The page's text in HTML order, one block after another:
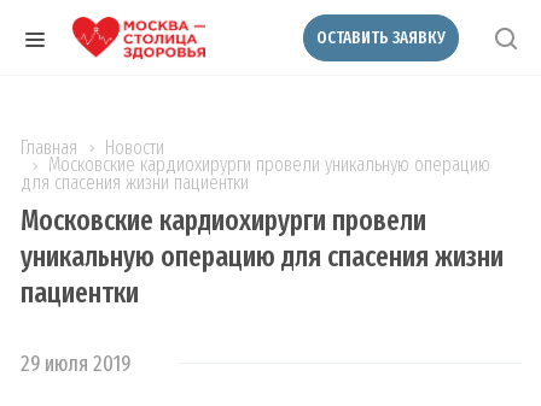
ОСТАВИТЬ ЗАЯВКУ
Главная Новости
Московские кардиохирурги провели уникальную операцию
для спасения жизни пациентки
Московские кардиохирурги провели
уникальную операцию для спасения жизни
пациентки
29 июля 2019